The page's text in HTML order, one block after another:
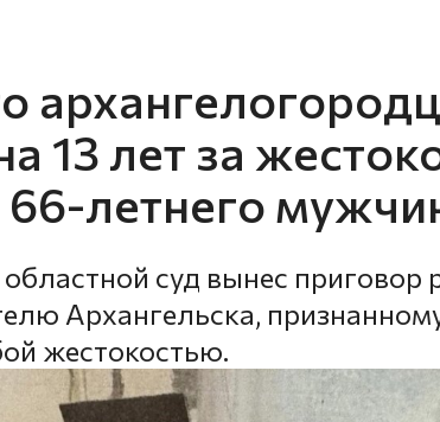
13 лет за
66-летнего
суд вынес приговор
Архангельска,
жестокостью.